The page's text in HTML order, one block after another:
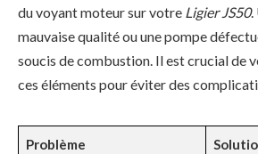
du voyant moteur sur votre Ligier JS50.
mauvaise qualité ou une pompe
soucis de combustion. Il est crucial de
ces éléments pour éviter des
Problème